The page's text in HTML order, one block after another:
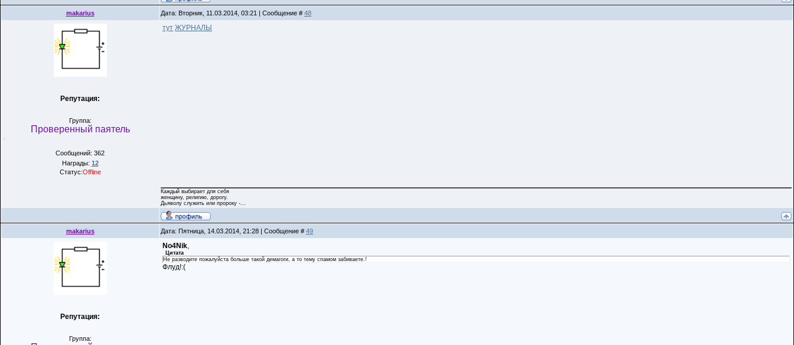
makarius Дата: Вторник, 11.03.2014, 03:21 | Сообщение # 48
Репутация:
Группа:
Проверенный паятель
Сообщений: 362
Награды: 12
Статус:Offline
тут ЖУРНАЛЫ
Каждый выбирает для себя
женщину, религию, дорогу.
Дьяволу служить или пророку -...
makarius Дата: Пятница, 14.03.2014, 21:28 | Сообщение # 49
Репутация:
Группа:
No4Nik,
Цитата
Не разводите пожалуйста больше такой демагоги, а то тему спамом забиваете.!
Флуд!:(